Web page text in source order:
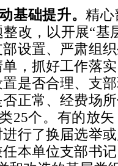
基础提升。精心
改，以开展“基
设置、严肃组
，抓好工作落
是否合理、支
正常、经费场
25个。有的放
行了换届选举
本单位支部书